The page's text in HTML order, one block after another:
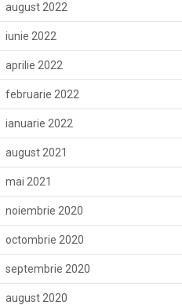
august 2022
iunie 2022
aprilie 2022
februarie 2022
ianuarie 2022
august 2021
mai 2021
noiembrie 2020
octombrie 2020
septembrie 2020
august 2020